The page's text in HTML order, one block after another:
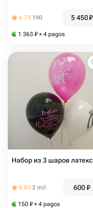
4.75 190 5 450₽
1 363 ₽ × 4 pagos
Набор из 3 шаров латекс
4.852 mil 600₽
150 ₽ × 4 pagos